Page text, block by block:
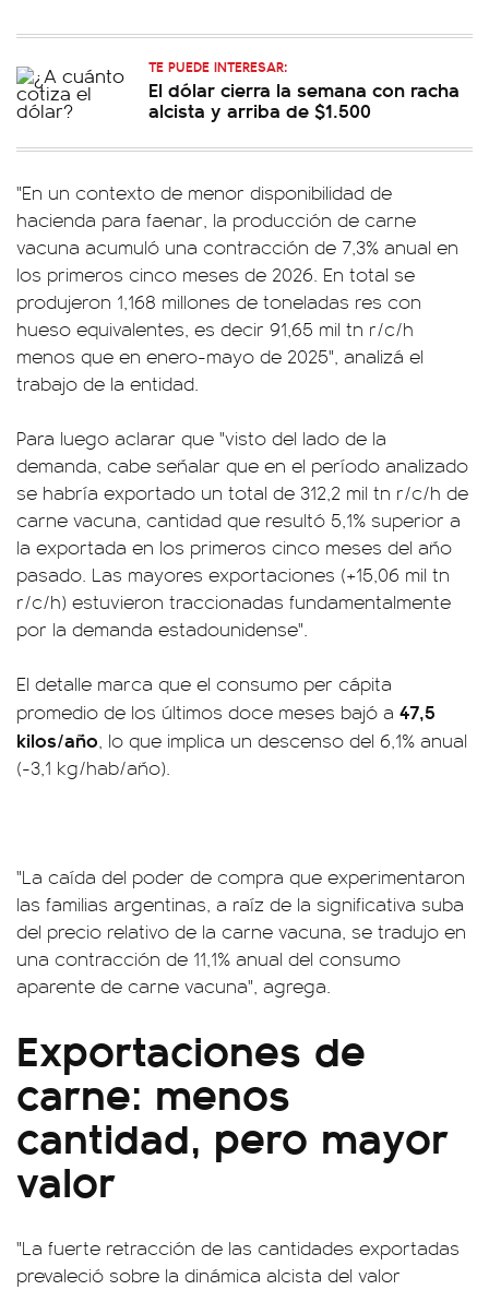
TE PUEDE INTERESAR:
El dólar cierra la semana con racha
alcista y arriba de $1.500
"En un contexto de menor disponibilidad de
hacienda para faenar, la producción de carne
vacuna acumuló una contracción de 7,3% anual en
los primeros cinco meses de 2026. En total se
produjeron 1,168 millones de toneladas res con
hueso equivalentes, es decir 91,65 mil tn r/c/h
menos que en enero-mayo de 2025", analizá el
trabajo de la entidad.
Para luego aclarar que "visto del lado de la
demanda, cabe señalar que en el período analizado
se habría exportado un total de 312,2 mil tn r/c/h de
carne vacuna, cantidad que resultó 5,1% superior a
la exportada en los primeros cinco meses del año
pasado. Las mayores exportaciones (+15,06 mil tn
r/c/h) estuvieron traccionadas fundamentalmente
por la demanda estadounidense".
El detalle marca que el consumo per cápita
promedio de los últimos doce meses bajó a 47,5
kilos/año, lo que implica un descenso del 6,1% anual
(-3,1 kg/hab/año).
"La caída del poder de compra que experimentaron
las familias argentinas, a raíz de la significativa suba
del precio relativo de la carne vacuna, se tradujo en
una contracción de 11,1% anual del consumo
aparente de carne vacuna", agrega.
Exportaciones de
carne: menos
cantidad, pero mayor
valor
"La fuerte retracción de las cantidades exportadas
prevaleció sobre la dinámica alcista del valor